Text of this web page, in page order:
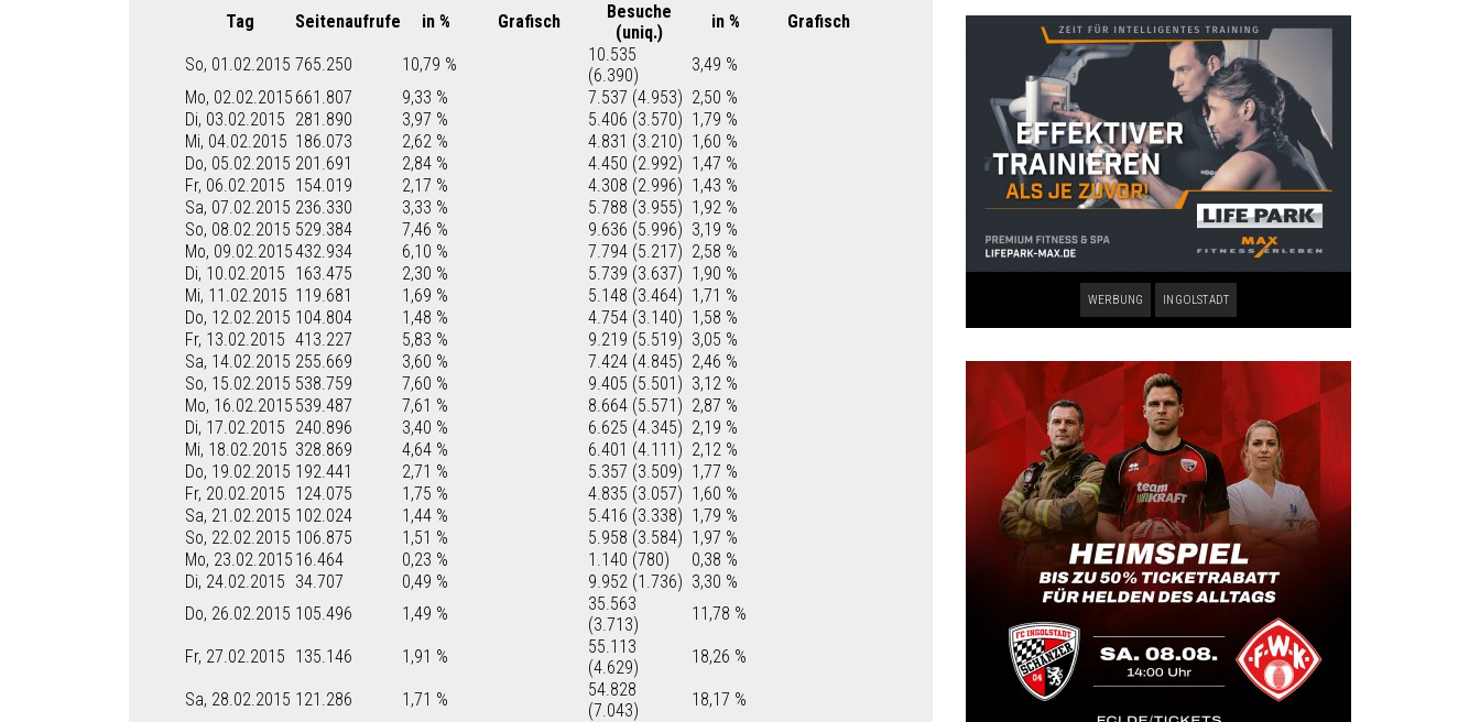
Tag Seitenaufrufe in % Grafisch
Besuche
(uniq.)
in % Grafisch
So, 01.02.2015 765.250 10,79 %
10.535
(6.390)
3,49 %
Mo, 02.02.2015 661.807 9,33 % 7.537 (4.953) 2,50 %
Di, 03.02.2015 281.890 3,97 % 5.406 (3.570) 1,79 %
Mi, 04.02.2015 186.073 2,62 % 4.831 (3.210) 1,60 %
Do, 05.02.2015 201.691 2,84 % 4.450 (2.992) 1,47 %
Fr, 06.02.2015 154.019 2,17 % 4.308 (2.996) 1,43 %
Sa, 07.02.2015 236.330 3,33 % 5.788 (3.955) 1,92 %
So, 08.02.2015 529.384 7,46 % 9.636 (5.996) 3,19 %
Mo, 09.02.2015432.934 6,10 % 7.794 (5.217) 2,58 %
Di, 10.02.2015 163.475 2,30 % 5.739 (3.637) 1,90 %
Mi, 11.02.2015 119.681 1,69 % 5.148 (3.464) 1,71 %
Do, 12.02.2015 104.804 1,48 % 4.754 (3.140) 1,58 %
Fr, 13.02.2015 413.227 5,83 % 9.219 (5.519) 3,05 %
Sa, 14.02.2015 255.669 3,60 % 7.424 (4.845) 2,46 %
So, 15.02.2015 538.759 7,60 % 9.405 (5.501) 3,12 %
Mo, 16.02.2015 539.487 7,61 % 8.664 (5.571) 2,87 %
Di, 17.02.2015 240.896 3,40 % 6.625 (4.345) 2,19 %
Mi, 18.02.2015 328.869 4,64 % 6.401 (4.111) 2,12 %
Do, 19.02.2015 192.441 2,71 % 5.357 (3.509) 1,77 %
Fr, 20.02.2015 124.075 1,75 % 4.835 (3.057) 1,60 %
Sa, 21.02.2015 102.024 1,44 % 5.416 (3.338) 1,79 %
So, 22.02.2015 106.875 1,51 % 5.958 (3.584) 1,97 %
Mo, 23.02.2015 16.464 0,23 % 1.140 (780)
0,38 %
Di, 24.02.2015 34.707 0,49 % 9.952 (1.736) 3,30 %
Do, 26.02.2015 105.496 1,49 %
35.563
(3.713)
11,78 %
Fr, 27.02.2015 135.146 1,91 %
55.113
(4.629)
18,26 %
Sa, 28.02.2015 121.286 1,71 %
54.828
(7.043)
18,17 %
WERBUNG INGOLSTADT